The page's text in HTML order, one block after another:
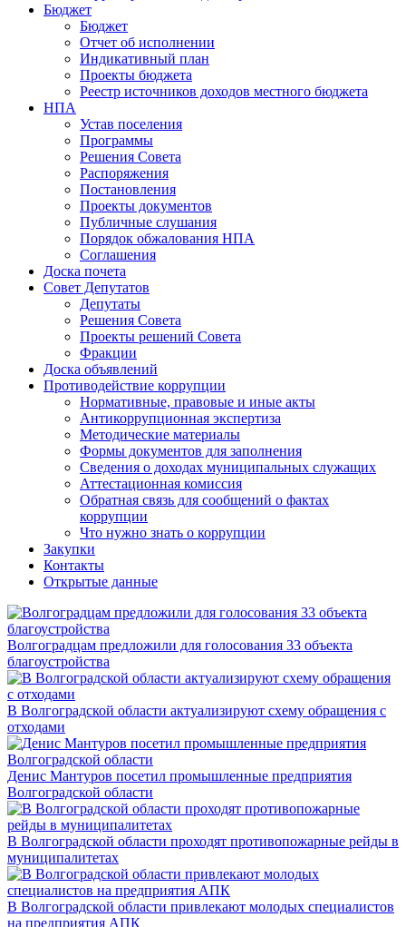
Бюджет
Бюджет
Отчет об исполнении
Индикативный план
Проекты бюджета
Реестр источников доходов местного бюджета
НПА
Устав поселения
Программы
Решения Совета
Распоряжения
Постановления
Проекты документов
Публичные слушания
Порядок обжалования НПА
Соглашения
Доска почета
Совет Депутатов
Депутаты
Решения Совета
Проекты решений Совета
Фракции
Доска объявлений
Противодействие коррупции
Нормативные, правовые и иные акты
Антикоррупционная экспертиза
Методические материалы
Формы документов для заполнения
Сведения о доходах муниципальных служащих
Аттестационная комиссия
Обратная связь для сообщений о фактах
коррупции
Что нужно знать о коррупции
Закупки
Контакты
Открытые данные
Волгоградцам предложили для голосования 33 объекта
благоустройства
В Волгоградской области актуализируют схему обращения с
отходами
Денис Мантуров посетил промышленные предприятия
Волгоградской области
В Волгоградской области проходят противопожарные рейды в
муниципалитетах
В Волгоградской области привлекают молодых специалистов
на предприятия АПК